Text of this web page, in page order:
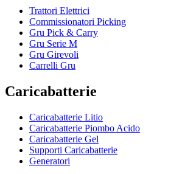
Trattori Elettrici
Commissionatori Picking
Gru Pick & Carry
Gru Serie M
Gru Girevoli
Carrelli Gru
Caricabatterie
Caricabatterie Litio
Caricabatterie Piombo Acido
Caricabatterie Gel
Supporti Caricabatterie
Generatori